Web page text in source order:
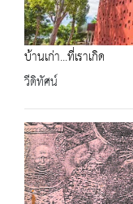
บ้านเก่า...ที่เราเกิด
วีดิทัศน์